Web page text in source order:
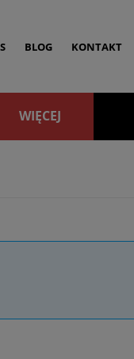
BLOG KONTAKT
WIĘCEJ